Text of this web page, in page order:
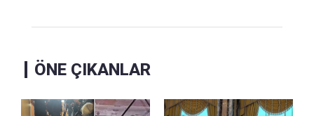
ÖNE ÇIKANLAR